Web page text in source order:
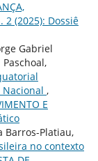
2 (2025): Dossiê
Gabriel
,
E
Barros-Platiau,
no contexto